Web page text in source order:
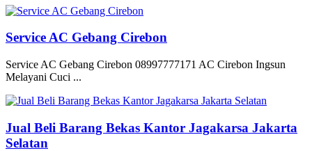
Service AC Gebang Cirebon
Service AC Gebang Cirebon 08997777171 AC Cirebon Ingsun
Melayani Cuci ...
Jual Beli Barang Bekas Kantor Jagakarsa Jakarta
Selatan